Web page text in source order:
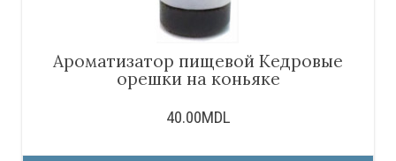
Ароматизатор пищевой Кедровые
орешки на коньяке
40.00MDL